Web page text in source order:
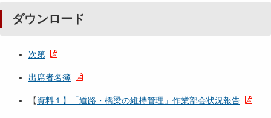
ダウンロード
次第
出席者名簿
【資料１】「道路・橋梁の維持管理」作業部会状況報告